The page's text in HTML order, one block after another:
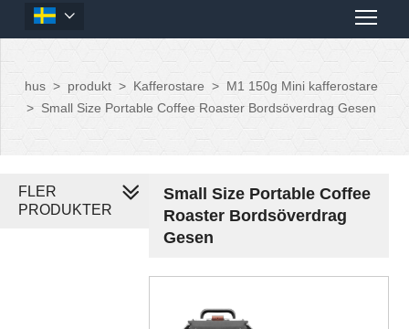

hus > produkt > Kafferostare > M1 150g Mini kafferostare
> Small Size Portable Coffee Roaster Bordsöverdrag Gesen
Small Size Portable Coffee
Roaster Bordsöverdrag
Gesen
FLER
PRODUKTER